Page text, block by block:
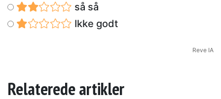
så så
Ikke godt
Reve IA
Relaterede artikler